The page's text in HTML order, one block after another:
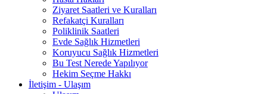
Ziyaret Saatleri ve Kuralları
Refakatçi Kuralları
Poliklinik Saatleri
Evde Sağlık Hizmetleri
Koruyucu Sağlık Hizmetleri
Bu Test Nerede Yapılıyor
Hekim Seçme Hakkı
İletişim - Ulaşım